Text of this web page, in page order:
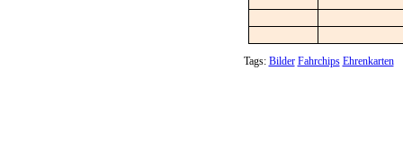
Tags: Bilder Fahrchips Ehrenkarten